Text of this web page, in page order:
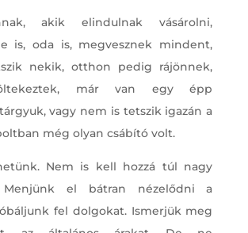
akik elindulnak vásárolni,
is, oda is, megvesznek mindent,
nekik, otthon pedig rájönnek,
már van egy épp
vagy nem is tetszik igazán a
még olyan csábító volt.
Nem is kell hozzá túl nagy
Menjünk el bátran nézelődni a
fel dolgokat. Ismerjük meg